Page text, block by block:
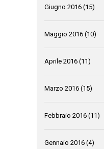
Giugno 2016 (15)
Maggio 2016 (10)
Aprile 2016 (11)
Marzo 2016 (15)
Febbraio 2016 (11)
Gennaio 2016 (4)